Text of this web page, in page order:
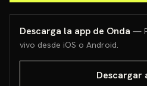
Descarga la app de Onda —
vivo desde iOS o Android.
Descargar